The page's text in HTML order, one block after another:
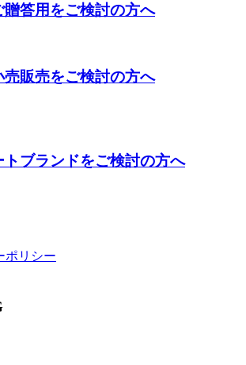
贈答用をご検討の方へ
売販売をご検討の方へ
トブランドをご検討の方へ
ポリシー